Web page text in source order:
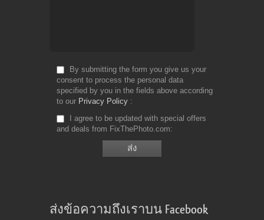
By submitting the form you give us your
consent to process the personal data
specified by you in the fields above according
to our Privacy Policy
I agree to be updated with special offers
and deals from FixThePhoto.com
ส่งข้อความถึงเราบน Facebook